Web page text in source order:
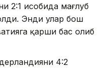
2:1 ҳисобида мағлуб
Энди улар бош
қарши баҳс олиб
4:2